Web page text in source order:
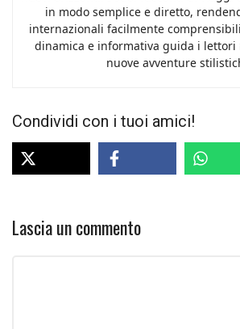
in modo semplice e diretto,
internazionali facilmente
dinamica e informativa guida i lettori
nuove avventure
Condividi con i tuoi amici!
Lascia un commento